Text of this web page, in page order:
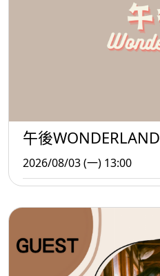
午後WONDERLAND
2026/08/03 (一) 13:00